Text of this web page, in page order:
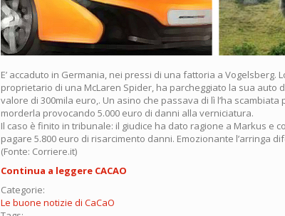
E’ accaduto in Germania, nei pressi di una fattoria a Vogelsberg.
proprietario di una McLaren Spider, ha parcheggiato la sua auto
valore di 300mila euro,. Un asino che passava di lì l’ha
morderla provocando 5.000 euro di danni alla verniciatura.
Il caso è finito in tribunale: il giudice ha dato ragione a Markus e
pagare 5.800 euro di risarcimento danni. Emozionante l’arringa
(Fonte: Corriere.it)
Continua a leggere CACAO
Categorie:
Le buone notizie di CaCaO